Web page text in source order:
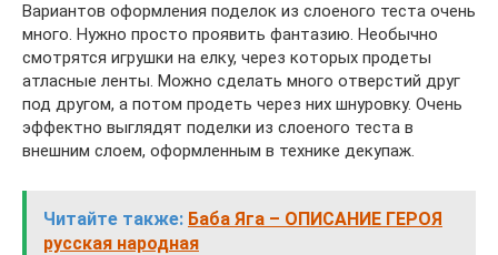
Вариантов оформления поделок из слоеного теста очень
много. Нужно просто проявить фантазию. Необычно
смотрятся игрушки на елку, через которых продеты
атласные ленты. Можно сделать много отверстий друг
под другом, а потом продеть через них шнуровку. Очень
эффектно выглядят поделки из слоеного теста в
внешним слоем, оформленным в технике декупаж.
Читайте также: Баба Яга – ОПИСАНИЕ ГЕРОЯ
русская народная